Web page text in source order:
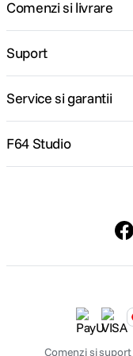
Comenzi si livrare
Suport
Service si garantii
F64 Studio
Comenzi si suport